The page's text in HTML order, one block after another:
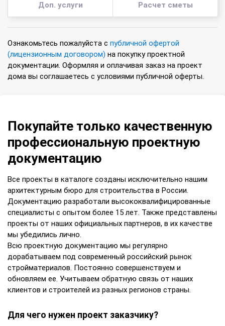
Доп. услуги Расчет сметы
Ознакомьтесь пожалуйста с публичной офертой
(лицензионным договором) на покупку проектной
документации. Оформляя и оплачивая заказ на проект
дома вы соглашаетесь с условиями публичной оферты.
Покупайте только качественную
профессиональную проектную
документацию
Все проекты в каталоге созданы исключительно нашим
архитектурным бюро для строительства в России.
Документацию разработали высококвалифицированные
специалисты с опытом более 15 лет. Также представлены
проекты от наших официальных партнеров, в их качестве
мы убедились лично.
Всю проектную документацию мы регулярно
дорабатываем под современный российский рынок
стройматериалов. Постоянно совершенствуем и
обновляем ее. Учитываем обратную связь от наших
клиентов и строителей из разных регионов страны.
Для чего нужен проект заказчику?